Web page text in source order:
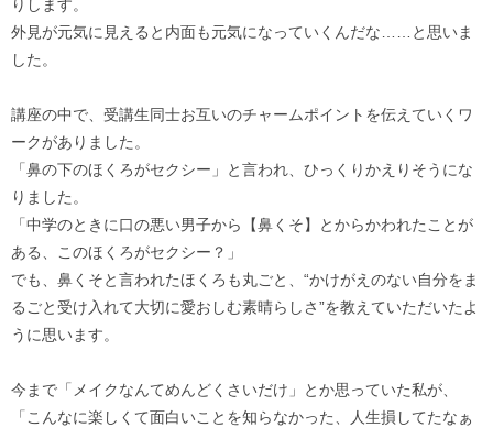
りします。
外見が元気に見えると内面も元気になっていくんだな……と思いま
した。
講座の中で、受講生同士お互いのチャームポイントを伝えていくワ
ークがありました。
「鼻の下のほくろがセクシー」と言われ、ひっくりかえりそうにな
りました。
「中学のときに口の悪い男子から【鼻くそ】とからかわれたことが
ある、このほくろがセクシー？」
でも、鼻くそと言われたほくろも丸ごと、“かけがえのない自分をま
るごと受け入れて大切に愛おしむ素晴らしさ”を教えていただいたよ
うに思います。
今まで「メイクなんてめんどくさいだけ」とか思っていた私が、
「こんなに楽しくて面白いことを知らなかった、人生損してたなぁ